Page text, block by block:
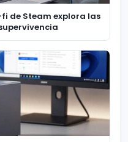
de Steam explora las